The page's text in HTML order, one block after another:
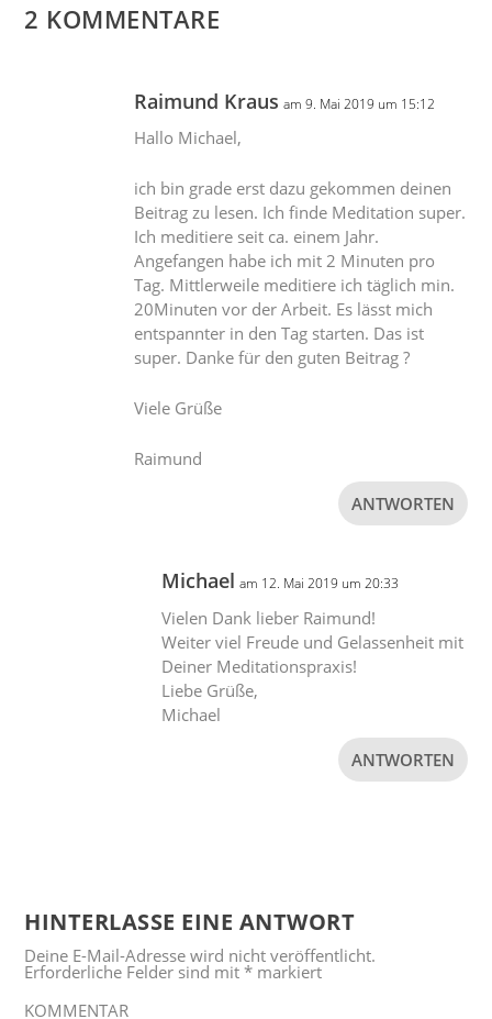
2 KOMMENTARE
Raimund Kraus am 9. Mai 2019 um 15:12
Hallo Michael,
ich bin grade erst dazu gekommen deinen
Beitrag zu lesen. Ich finde Meditation super.
Ich meditiere seit ca. einem Jahr.
Angefangen habe ich mit 2 Minuten pro
Tag. Mittlerweile meditiere ich täglich min.
20Minuten vor der Arbeit. Es lässt mich
entspannter in den Tag starten. Das ist
super. Danke für den guten Beitrag ?
Viele Grüße
Raimund
ANTWORTEN
Michael am 12. Mai 2019 um 20:33
Vielen Dank lieber Raimund!
Weiter viel Freude und Gelassenheit mit
Deiner Meditationspraxis!
Liebe Grüße,
Michael
ANTWORTEN
HINTERLASSE EINE ANTWORT
Deine E-Mail-Adresse wird nicht veröffentlicht.
Erforderliche Felder sind mit* markiert
KOMMENTAR